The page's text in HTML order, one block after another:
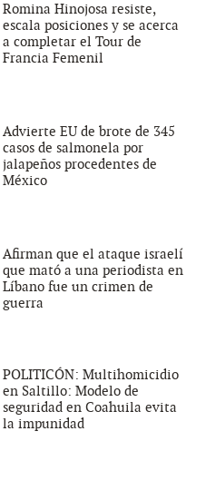
Romina Hinojosa resiste,
escala posiciones y se acerca
a completar el Tour de
Francia Femenil
Advierte EU de brote de 345
casos de salmonela por
jalapeños procedentes de
México
Afirman que el ataque israelí
que mató a una periodista en
Líbano fue un crimen de
guerra
POLITICÓN: Multihomicidio
en Saltillo: Modelo de
seguridad en Coahuila evita
la impunidad